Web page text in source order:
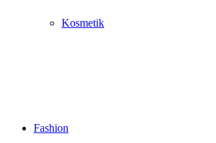
Kosmetik
Fashion